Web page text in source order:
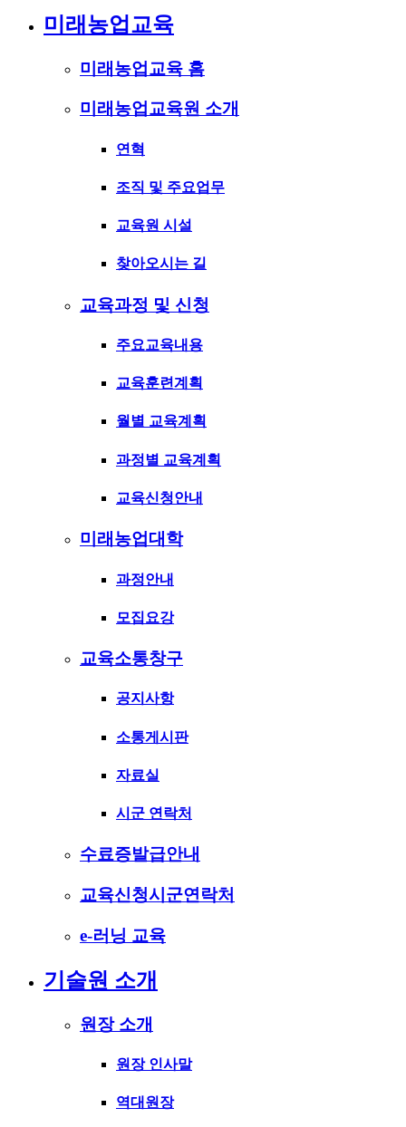
미래농업교육
미래농업교육 홈
미래농업교육원 소개
연혁
조직 및 주요업무
교육원 시설
찾아오시는 길
교육과정 및 신청
주요교육내용
교육훈련계획
월별 교육계획
과정별 교육계획
교육신청안내
미래농업대학
과정안내
모집요강
교육소통창구
공지사항
소통게시판
자료실
시군 연락처
수료증발급안내
교육신청시군연락처
e-러닝 교육
기술원 소개
원장 소개
원장 인사말
역대원장